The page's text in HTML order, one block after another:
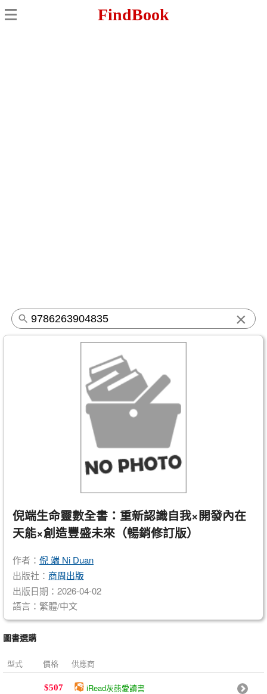
FindBook
×
倪端生命靈數全書：重新認識自我×開發內在
天能×創造豐盛未來（暢銷修訂版）
作者： 倪 端 Ni Duan
出版社： 商周出版
出版日期：2026-04-02
語言：繁體/中文
圖書選購
型式 價格 供應商
$507 iRead灰熊愛讀書